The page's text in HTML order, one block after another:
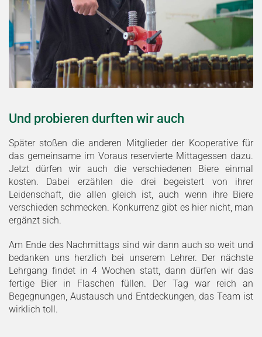
Und probieren durften wir auch
Später stoßen die anderen Mitglieder der Kooperative für
das gemeinsame im Voraus reservierte Mittagessen dazu.
Jetzt dürfen wir auch die verschiedenen Biere einmal
kosten. Dabei erzählen die drei begeistert von ihrer
Leidenschaft, die allen gleich ist, auch wenn ihre Biere
verschieden schmecken. Konkurrenz gibt es hier nicht, man
ergänzt sich.
Am Ende des Nachmittags sind wir dann auch so weit und
bedanken uns herzlich bei unserem Lehrer. Der nächste
Lehrgang findet in 4 Wochen statt, dann dürfen wir das
fertige Bier in Flaschen füllen. Der Tag war reich an
Begegnungen, Austausch und Entdeckungen, das Team ist
wirklich toll.